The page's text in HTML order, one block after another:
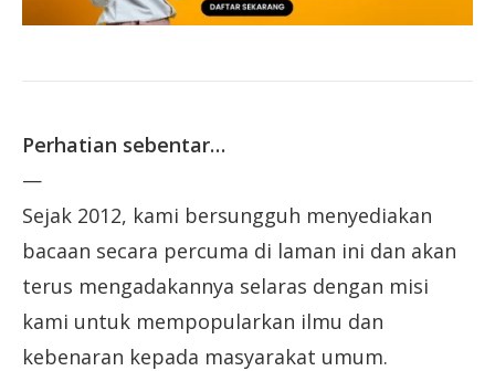
Perhatian sebentar…
—
Sejak 2012, kami bersungguh menyediakan
bacaan secara percuma di laman ini dan akan
terus mengadakannya selaras dengan misi
kami untuk mempopularkan ilmu dan
kebenaran kepada masyarakat umum.